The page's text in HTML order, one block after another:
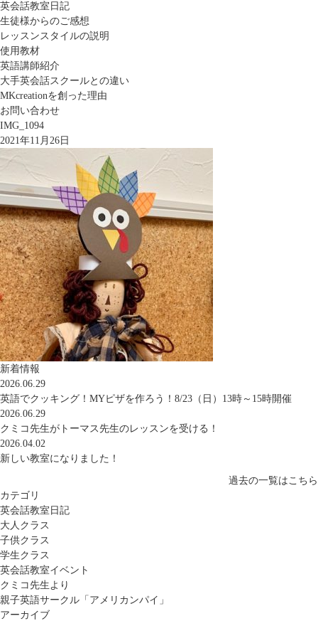
英会話教室日記
生徒様からのご感想
レッスンスタイルの説明
使用教材
英語講師紹介
大手英会話スクールとの違い
MKcreationを創った理由
お問い合わせ
IMG_1094
2021年11月26日
新着情報
2026.06.29
英語でクッキング！MYピザを作ろう！8/23（日）13時～15時開催
2026.06.29
クミコ先生がトーマス先生のレッスンを受ける！
2026.04.02
新しい教室になりました！
過去の一覧はこちら
カテゴリ
英会話教室日記
大人クラス
子供クラス
学生クラス
英会話教室イベント
クミコ先生より
親子英語サークル「アメリカンパイ」
アーカイブ